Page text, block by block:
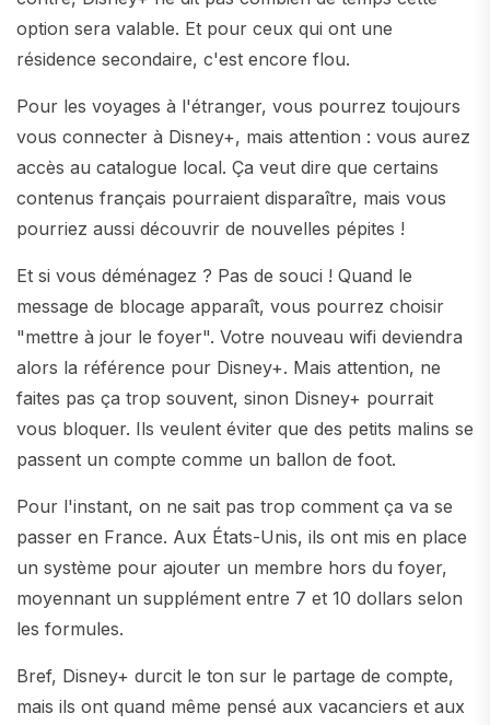
option sera valable. Et pour ceux qui ont une
résidence secondaire, c'est encore flou.
Pour les voyages à l'étranger, vous pourrez toujours
vous connecter à Disney+, mais attention : vous aurez
accès au catalogue local. Ça veut dire que certains
contenus français pourraient disparaître, mais vous
pourriez aussi découvrir de nouvelles pépites !
Et si vous déménagez ? Pas de souci ! Quand le
message de blocage apparaît, vous pourrez choisir
"mettre à jour le foyer". Votre nouveau wifi deviendra
alors la référence pour Disney+. Mais attention, ne
faites pas ça trop souvent, sinon Disney+ pourrait
vous bloquer. Ils veulent éviter que des petits malins se
passent un compte comme un ballon de foot.
Pour l'instant, on ne sait pas trop comment ça va se
passer en France. Aux États-Unis, ils ont mis en place
un système pour ajouter un membre hors du foyer,
moyennant un supplément entre 7 et 10 dollars selon
les formules.
Bref, Disney+ durcit le ton sur le partage de compte,
mais ils ont quand même pensé aux vacanciers et aux